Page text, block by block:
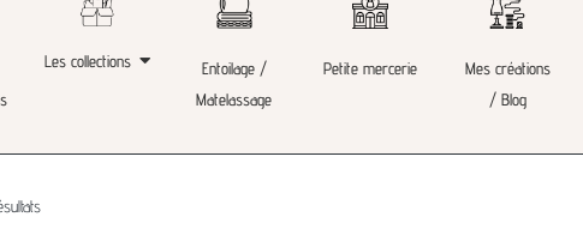
Les collections
Entoilage /
Matelassage
Petite mercerie
Mes créations
/ Blog